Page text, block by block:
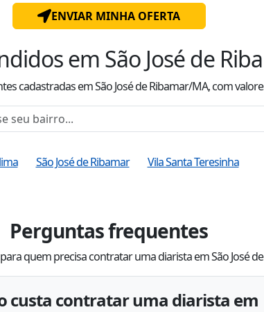
ENVIAR MINHA OFERTA
em São José de
cadastradas em São José de Ribamar/MA, com valor
São José de Ribamar Vila Santa Teresinha
Perguntas frequentes
quem precisa contratar uma diarista em São José
custa contratar uma diarista em